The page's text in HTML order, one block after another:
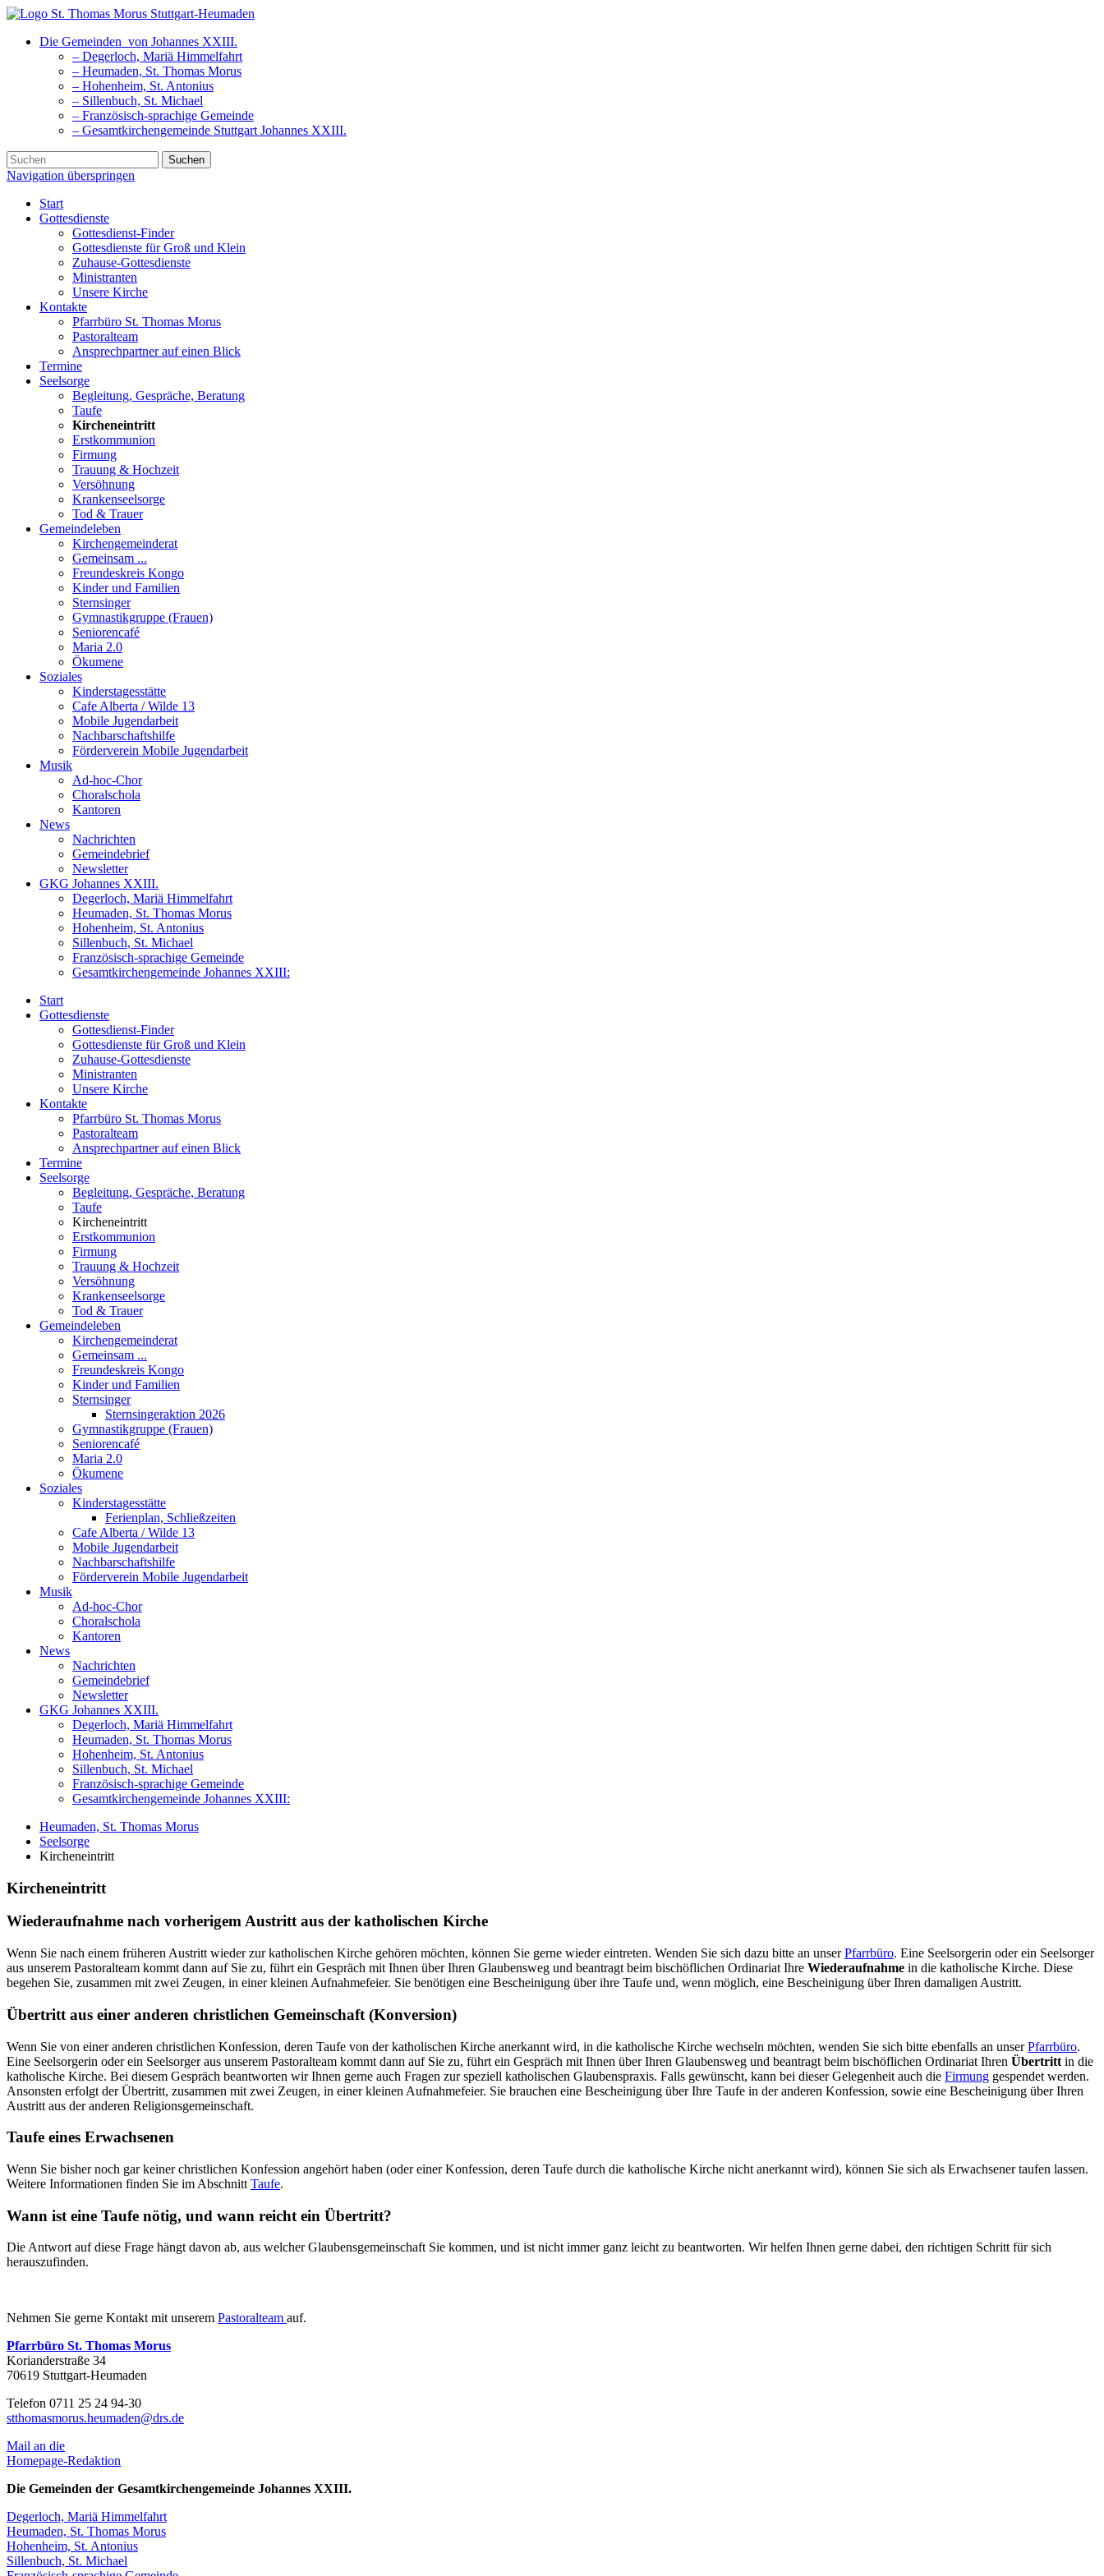
Die Gemeinden von Johannes XXIII.
– Degerloch, Mariä Himmelfahrt
– Heumaden, St. Thomas Morus
– Hohenheim, St. Antonius
– Sillenbuch, St. Michael
– Französisch-sprachige Gemeinde
– Gesamtkirchengemeinde Stuttgart Johannes XXIII.
Suchen
Navigation überspringen
Start
Gottesdienste
Gottesdienst-Finder
Gottesdienste für Groß und Klein
Zuhause-Gottesdienste
Ministranten
Unsere Kirche
Kontakte
Pfarrbüro St. Thomas Morus
Pastoralteam
Ansprechpartner auf einen Blick
Termine
Seelsorge
Begleitung, Gespräche, Beratung
Taufe
Kircheneintritt
Erstkommunion
Firmung
Trauung & Hochzeit
Versöhnung
Krankenseelsorge
Tod & Trauer
Gemeindeleben
Kirchengemeinderat
Gemeinsam ...
Freundeskreis Kongo
Kinder und Familien
Sternsinger
Gymnastikgruppe (Frauen)
Seniorencafé
Maria 2.0
Ökumene
Soziales
Kinderstagesstätte
Cafe Alberta / Wilde 13
Mobile Jugendarbeit
Nachbarschaftshilfe
Förderverein Mobile Jugendarbeit
Musik
Ad-hoc-Chor
Choralschola
Kantoren
News
Nachrichten
Gemeindebrief
Newsletter
GKG Johannes XXIII.
Degerloch, Mariä Himmelfahrt
Heumaden, St. Thomas Morus
Hohenheim, St. Antonius
Sillenbuch, St. Michael
Französisch-sprachige Gemeinde
Gesamtkirchengemeinde Johannes XXIII:
Start
Gottesdienste
Gottesdienst-Finder
Gottesdienste für Groß und Klein
Zuhause-Gottesdienste
Ministranten
Unsere Kirche
Kontakte
Pfarrbüro St. Thomas Morus
Pastoralteam
Ansprechpartner auf einen Blick
Termine
Seelsorge
Begleitung, Gespräche, Beratung
Taufe
Kircheneintritt
Erstkommunion
Firmung
Trauung & Hochzeit
Versöhnung
Krankenseelsorge
Tod & Trauer
Gemeindeleben
Kirchengemeinderat
Gemeinsam ...
Freundeskreis Kongo
Kinder und Familien
Sternsinger
Sternsingeraktion 2026
Gymnastikgruppe (Frauen)
Seniorencafé
Maria 2.0
Ökumene
Soziales
Kinderstagesstätte
Ferienplan, Schließzeiten
Cafe Alberta / Wilde 13
Mobile Jugendarbeit
Nachbarschaftshilfe
Förderverein Mobile Jugendarbeit
Musik
Ad-hoc-Chor
Choralschola
Kantoren
News
Nachrichten
Gemeindebrief
Newsletter
GKG Johannes XXIII.
Degerloch, Mariä Himmelfahrt
Heumaden, St. Thomas Morus
Hohenheim, St. Antonius
Sillenbuch, St. Michael
Französisch-sprachige Gemeinde
Gesamtkirchengemeinde Johannes XXIII:
Heumaden, St. Thomas Morus
Seelsorge
Kircheneintritt
Kircheneintritt
Wiederaufnahme nach vorherigem Austritt aus der katholischen Kirche
Wenn Sie nach einem früheren Austritt wieder zur katholischen Kirche gehören möchten, können Sie gerne wieder eintreten. Wenden Sie sich dazu bitte an unserPfarrbüro. Eine Seelsorgerin oder ein Seelsorger
aus unserem Pastoralteam kommt dann auf Sie zu, führt ein Gespräch mit Ihnen über Ihren Glaubensweg und beantragt beim bischöflichen Ordinariat Ihre Wiederaufnahme in die katholische Kirche. Diese
begehen Sie, zusammen mit zwei Zeugen, in einer kleinen Aufnahmefeier. Sie benötigen eine Bescheinigung über ihre Taufe und, wenn möglich, eine Bescheinigung über Ihren damaligen Austritt.
Übertritt aus einer anderen christlichen Gemeinschaft (Konversion)
Wenn Sie von einer anderen christlichen Konfession, deren Taufe von der katholischen Kirche anerkannt wird, in die katholische Kirche wechseln möchten, wenden Sie sich bitte ebenfalls an unserPfarrbüro.
Eine Seelsorgerin oder ein Seelsorger aus unserem Pastoralteam kommt dann auf Sie zu, führt ein Gespräch mit Ihnen über Ihren Glaubensweg und beantragt beim bischöflichen Ordinariat Ihren Übertritt in die
katholische Kirche. Bei diesem Gespräch beantworten wir Ihnen gerne auch Fragen zur speziell katholischen Glaubenspraxis. Falls gewünscht, kann bei dieser Gelegenheit auch die Firmung gespendet werden.
Ansonsten erfolgt der Übertritt, zusammen mit zwei Zeugen, in einer kleinen Aufnahmefeier. Sie brauchen eine Bescheinigung über Ihre Taufe in der anderen Konfession, sowie eine Bescheinigung über Ihren
Austritt aus der anderen Religionsgemeinschaft.
Taufe eines Erwachsenen
Wenn Sie bisher noch gar keiner christlichen Konfession angehört haben (oder einer Konfession, deren Taufe durch die katholische Kirche nicht anerkannt wird), können Sie sich als Erwachsener taufen lassen.
Weitere Informationen finden Sie im Abschnitt Taufe.
Wann ist eine Taufe nötig, und wann reicht ein Übertritt?
Die Antwort auf diese Frage hängt davon ab, aus welcher Glaubensgemeinschaft Sie kommen, und ist nicht immer ganz leicht zu beantworten. Wir helfen Ihnen gerne dabei, den richtigen Schritt für sich
herauszufinden.
Nehmen Sie gerne Kontakt mit unserem Pastoralteam auf.
Pfarrbüro St. Thomas Morus
Korianderstraße 34
70619 Stuttgart-Heumaden
Telefon 0711 25 24 94-30
stthomasmorus.heumaden@drs.de
Mail an die
Homepage-Redaktion
Die Gemeinden der Gesamtkirchengemeinde Johannes XXIII.
Degerloch, Mariä Himmelfahrt
Heumaden, St. Thomas Morus
Hohenheim, St. Antonius
Sillenbuch, St. Michael